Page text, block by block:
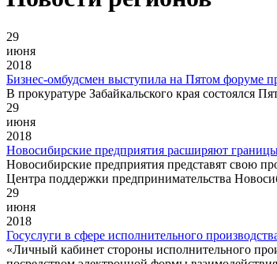
29
июня
2018
Бизнес-омбудсмен выступила на Пятом форуме
В прокуратуре Забайкальского края состоялся
29
июня
2018
Новосибирские предприятия расширяют границы
Новосибирские предприятия представят свою
Центра поддержки предпринимательства
29
июня
2018
Госуслуги в сфере исполнительного
«Личный кабинет стороны исполнительного